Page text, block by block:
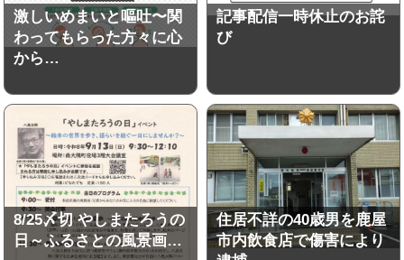
激しいめまいと嘔吐〜関
わってもらった方々に心
から…
記事配信一時休止のお詫
び
8/25〆切 やしまたろうの
日～ふるさとの風景画…
住居不詳の40歳男を鹿屋
市内飲食店で傷害により